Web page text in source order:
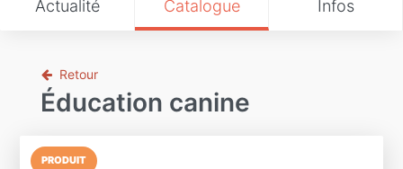
Actualité Catalogue Infos
Retour
Éducation canine
PRODUIT